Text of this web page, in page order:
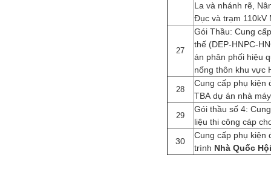
La và nhánh rẽ,
Đục và trạm 110kV
27
Gói Thầu: Cung
thế (DEP-HNPC-
án phân phối hiệu
nống thôn khu vực
28
Cung cấp phụ kiện
TBA dự án nhà
29
Gói thầu số 4:
liệu thi công cáp
30
Cung cấp phụ kiện
trình Nhà Quốc